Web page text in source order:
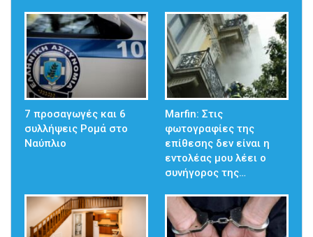
7 προσαγωγές και 6
συλλήψεις Ρομά στο
Ναύπλιο
Marfin: Στις
φωτογραφίες της
επίθεσης δεν είναι η
εντολέας μου λέει ο
συνήγορος της…